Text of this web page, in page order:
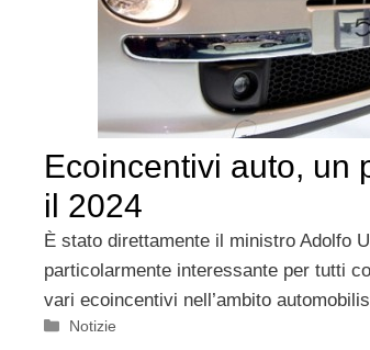
Ecoincentivi auto, un
il 2024
È stato direttamente il ministro Adolfo
particolarmente interessante per tutti
vari ecoincentivi nell’ambito
Categorie
Notizie